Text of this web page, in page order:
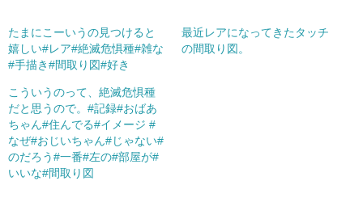
たまにこーいうの見つけると
嬉しい#レア#絶滅危惧種#雑な
#手描き#間取り図#好き
最近レアになってきたタッチ
の間取り図。
こういうのって、絶滅危惧種
だと思うので。#記録#おばあ
ちゃん#住んでる#イメージ #
なぜ#おじいちゃん#じゃない#
のだろう#一番#左の#部屋が#
いいな#間取り図